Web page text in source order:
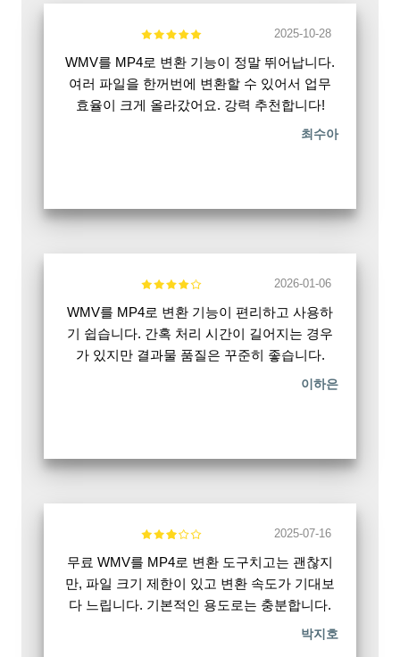
2025-10-28
WMV를 MP4로 변환 기능이 정말 뛰어납니다.
여러 파일을 한꺼번에 변환할 수 있어서 업무
효율이 크게 올라갔어요. 강력 추천합니다!
최수아
2026-01-06
WMV를 MP4로 변환 기능이 편리하고 사용하
기 쉽습니다. 간혹 처리 시간이 길어지는 경우
가 있지만 결과물 품질은 꾸준히 좋습니다.
이하은
2025-07-16
무료 WMV를 MP4로 변환 도구치고는 괜찮지
만, 파일 크기 제한이 있고 변환 속도가 기대보
다 느립니다. 기본적인 용도로는 충분합니다.
박지호